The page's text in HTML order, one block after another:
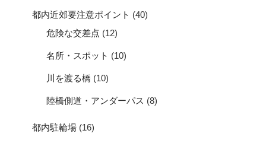
都内近郊要注意ポイント (40)
危険な交差点 (12)
名所・スポット (10)
川を渡る橋 (10)
陸橋側道・アンダーパス (8)
都内駐輪場 (16)